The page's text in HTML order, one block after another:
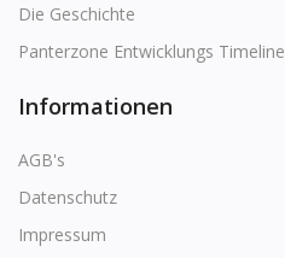
Die Geschichte
Panterzone Entwicklungs Timeline
Informationen
AGB's
Datenschutz
Impressum